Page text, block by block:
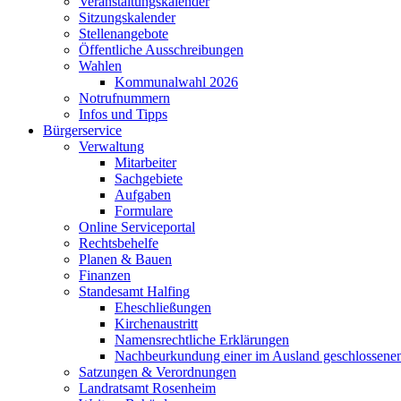
Sitzungskalender
Stellenangebote
Öffentliche Ausschreibungen
Wahlen
Kommunalwahl 2026
Notrufnummern
Infos und Tipps
Bürgerservice
Verwaltung
Mitarbeiter
Sachgebiete
Aufgaben
Formulare
Online Serviceportal
Rechtsbehelfe
Planen & Bauen
Finanzen
Standesamt Halfing
Eheschließungen
Kirchenaustritt
Namensrechtliche Erklärungen
Nachbeurkundung einer im Ausland
Satzungen & Verordnungen
Landratsamt Rosenheim